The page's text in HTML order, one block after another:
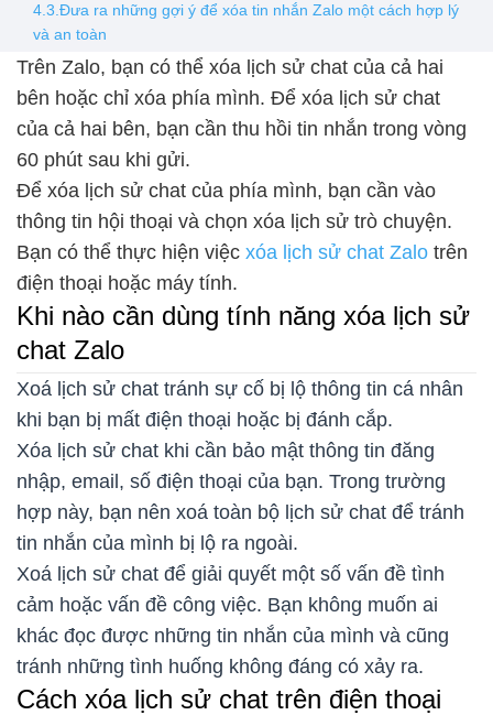
4.3.Đưa ra những gợi ý để xóa tin nhắn Zalo một cách hợp lý
và an toàn
Trên Zalo, bạn có thể xóa lịch sử chat của cả hai
bên hoặc chỉ xóa phía mình. Để xóa lịch sử chat
của cả hai bên, bạn cần thu hồi tin nhắn trong vòng
60 phút sau khi gửi.
Để xóa lịch sử chat của phía mình, bạn cần vào
thông tin hội thoại và chọn xóa lịch sử trò chuyện.
Bạn có thể thực hiện việc xóa lịch sử chat Zalo trên
điện thoại hoặc máy tính.
Khi nào cần dùng tính năng xóa lịch sử
chat Zalo
Xoá lịch sử chat tránh sự cố bị lộ thông tin cá nhân
khi bạn bị mất điện thoại hoặc bị đánh cắp.
Xóa lịch sử chat khi cần bảo mật thông tin đăng
nhập, email, số điện thoại của bạn. Trong trường
hợp này, bạn nên xoá toàn bộ lịch sử chat để tránh
tin nhắn của mình bị lộ ra ngoài.
Xoá lịch sử chat để giải quyết một số vấn đề tình
cảm hoặc vấn đề công việc. Bạn không muốn ai
khác đọc được những tin nhắn của mình và cũng
tránh những tình huống không đáng có xảy ra.
Cách xóa lịch sử chat trên điện thoại